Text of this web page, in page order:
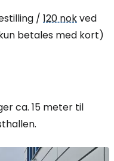
/ 120 nokved
betales med kort)
ca. 15 meter til